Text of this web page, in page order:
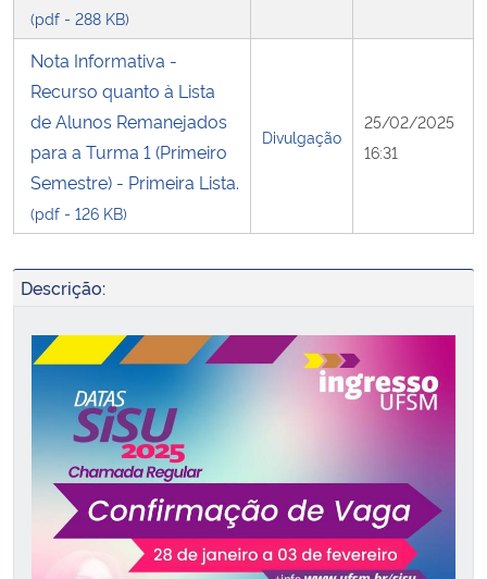
(pdf - 288 KB)
Nota Informativa -
Recurso quanto à Lista
de Alunos Remanejados
para a Turma 1 (Primeiro
Semestre) - Primeira Lista.
(pdf - 126 KB)
Divulgação
25/02/2025
16:31
Descrição: